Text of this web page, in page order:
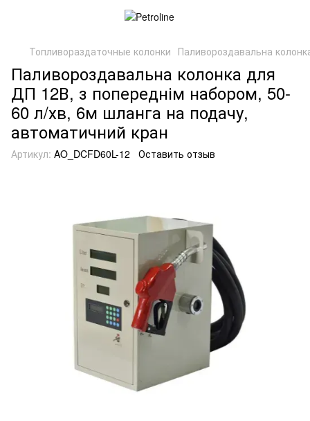
Топливораздаточные колонки Паливороздавальна
Паливороздавальна колонка для
ДП 12В, з попереднім набором, 50-
60 л/хв, 6м шланга на подачу,
автоматичний кран
Артикул: AO_DCFD60L-12 Оставить отзыв